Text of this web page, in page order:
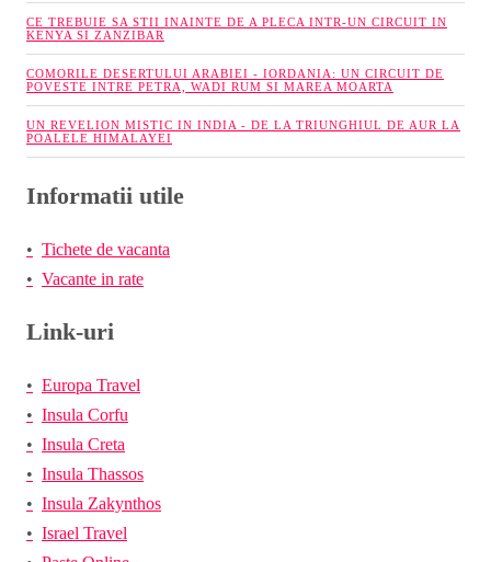
CE TREBUIE SA STII INAINTE DE A PLECA INTR-UN CIRCUIT IN
KENYA SI ZANZIBAR
COMORILE DESERTULUI ARABIEI - IORDANIA: UN CIRCUIT DE
POVESTE INTRE PETRA, WADI RUM SI MAREA MOARTA
UN REVELION MISTIC IN INDIA - DE LA TRIUNGHIUL DE AUR LA
POALELE HIMALAYEI
Informatii utile
Tichete de vacanta
Vacante in rate
Link-uri
Europa Travel
Insula Corfu
Insula Creta
Insula Thassos
Insula Zakynthos
Israel Travel